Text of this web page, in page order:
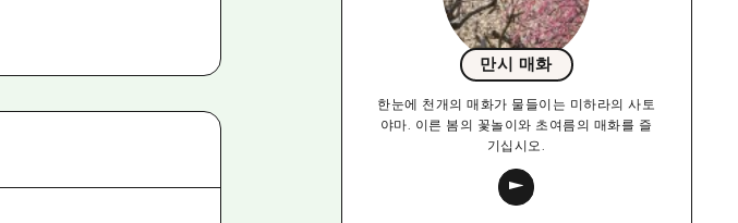
만시 매화
한눈에 천개의 매화가 물들이는 미하라의 사토
야마. 이른 봄의 꽃놀이와 초여름의 매화를 즐
기십시오.